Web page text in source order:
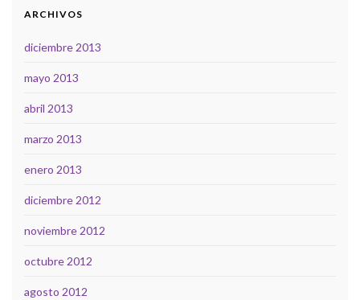
ARCHIVOS
diciembre 2013
mayo 2013
abril 2013
marzo 2013
enero 2013
diciembre 2012
noviembre 2012
octubre 2012
agosto 2012